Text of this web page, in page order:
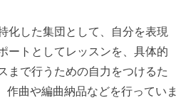
化した集団として、自分を表現
ートとしてレッスンを、具体的
まで行うための自力をつけるた
作曲や編曲納品などを行っていま